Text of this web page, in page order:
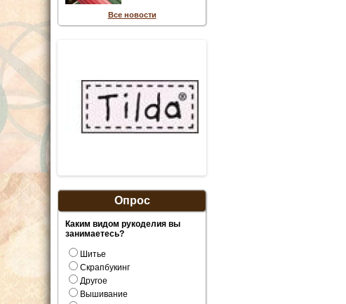
Все новости
Опрос
Каким видом рукоделия вы
занимаетесь?
Шитье
Скрапбукинг
Другое
Вышивание